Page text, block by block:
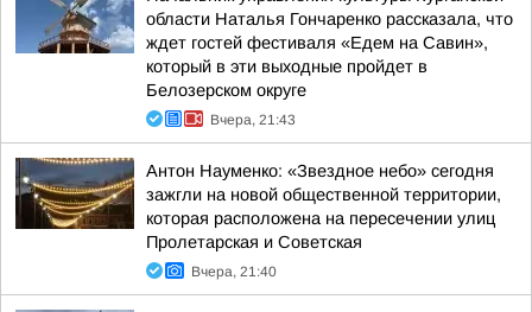
области Наталья Гончаренко рассказала, что
ждет гостей фестиваля «Едем на Савин»,
который в эти выходные пройдет в
Белозерском округе
Вчера, 21:43
Антон Науменко: «Звездное небо» сегодня
зажгли на новой общественной территории,
которая расположена на пересечении улиц
Пролетарская и Советская
Вчера, 21:40